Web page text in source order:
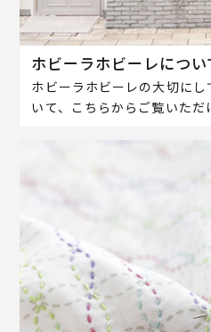
ホビーラホビーレについ
ホビーラホビーレの大切に
いて、こちらからご覧いただ